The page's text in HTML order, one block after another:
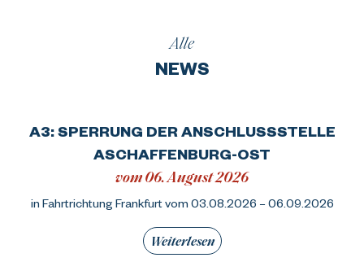
Alle
NEWS
A3: SPERRUNG DER ANSCHLUSSSTELLE
ASCHAFFENBURG-OST
vom 06. August 2026
in Fahrtrichtung Frankfurt vom 03.08.2026 – 06.09.2026
Weiterlesen